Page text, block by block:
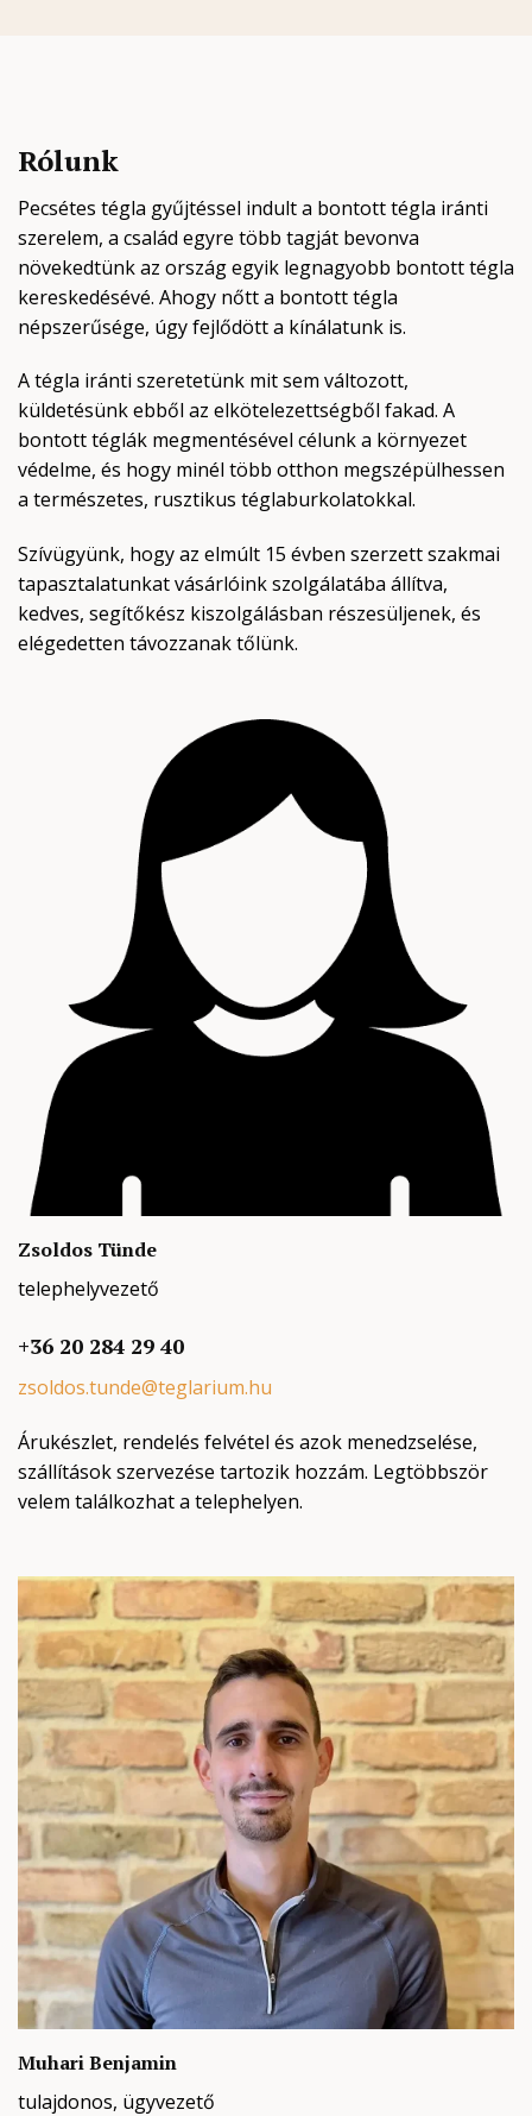
Rólunk
Pecsétes tégla gyűjtéssel indult a bontott tégla iránti
szerelem, a család egyre több tagját bevonva
növekedtünk az ország egyik legnagyobb bontott tégla
kereskedésévé. Ahogy nőtt a bontott tégla
népszerűsége, úgy fejlődött a kínálatunk is.
A tégla iránti szeretetünk mit sem változott,
küldetésünk ebből az elkötelezettségből fakad. A
bontott téglák megmentésével célunk a környezet
védelme, és hogy minél több otthon megszépülhessen
a természetes, rusztikus téglaburkolatokkal.
Szívügyünk, hogy az elmúlt 15 évben szerzett szakmai
tapasztalatunkat vásárlóink szolgálatába állítva,
kedves, segítőkész kiszolgálásban részesüljenek, és
elégedetten távozzanak tőlünk.
Zsoldos Tünde
telephelyvezető
+36 20 284 29 40
zsoldos.tunde@teglarium.hu
Árukészlet, rendelés felvétel és azok menedzselése,
szállítások szervezése tartozik hozzám. Legtöbbször
velem találkozhat a telephelyen.
Muhari Benjamin
tulajdonos, ügyvezető